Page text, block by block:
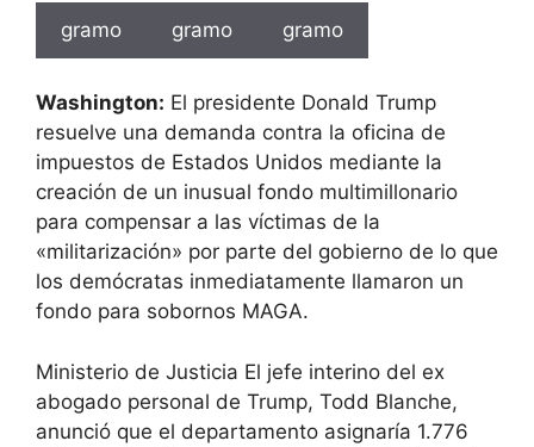
gramo gramo gramo
Washington: El presidente Donald Trump
resuelve una demanda contra la oficina de
impuestos de Estados Unidos mediante la
creación de un inusual fondo multimillonario
para compensar a las víctimas de la
«militarización» por parte del gobierno de lo que
los demócratas inmediatamente llamaron un
fondo para sobornos MAGA.
Ministerio de Justicia El jefe interino del ex
abogado personal de Trump, Todd Blanche,
anunció que el departamento asignaría 1.776